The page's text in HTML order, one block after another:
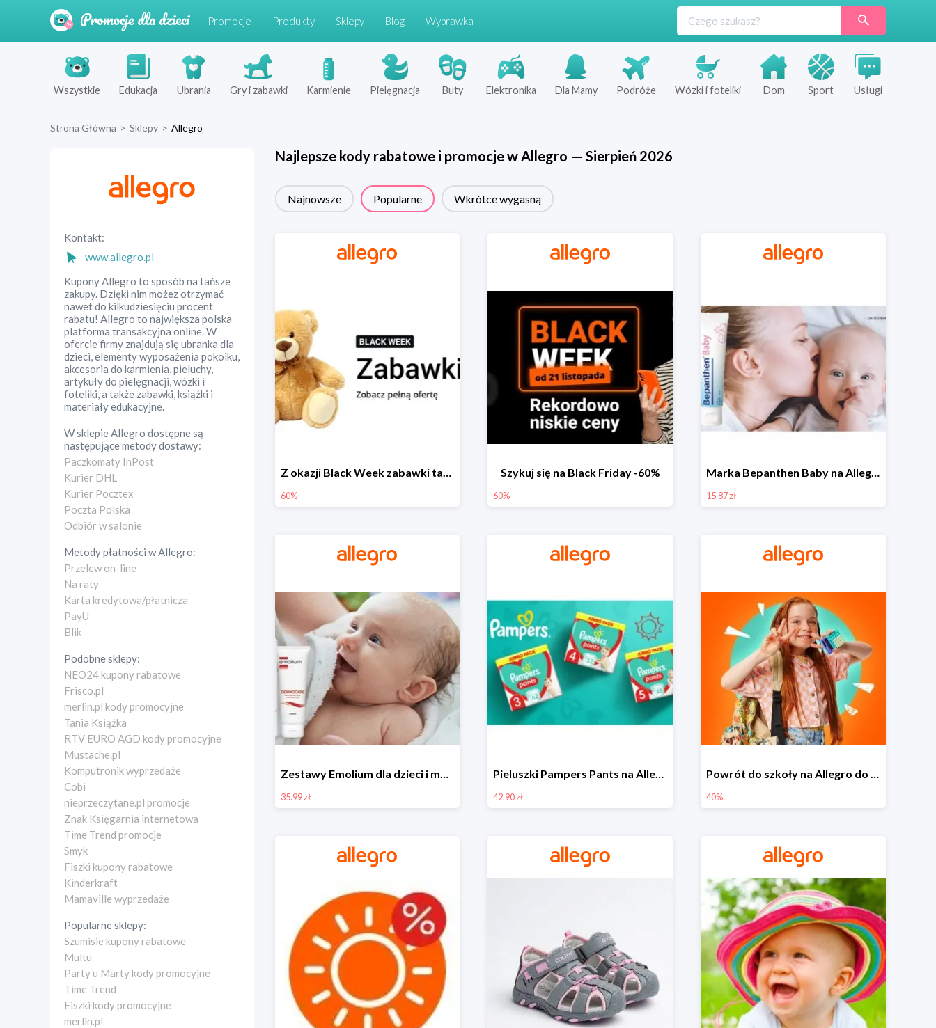
Promocje Produkty Sklepy Blog Wyprawka
Wszystkie Edukacja Ubrania Gry i zabawki Karmienie Pielęgnacja Buty Elektronika Dla Mamy Podróże Wózki i foteliki Dom Sport Usługi
Strona Główna > Sklepy > Allegro
Kontakt:
www.allegro.pl
Kupony Allegro to sposób na tańsze
zakupy. Dzięki nim możez otrzymać
nawet do kilkudziesięciu procent
rabatu! Allegro to największa polska
platforma transakcyjna online. W
ofercie firmy znajdują się ubranka dla
dzieci, elementy wyposażenia pokoiku,
akcesoria do karmienia, pieluchy,
artykuły do pielęgnacji, wózki i
foteliki, a także zabawki, książki i
materiały edukacyjne.
W sklepieAllegro dostępne są
następujące metody dostawy:
Paczkomaty InPost
Kurier DHL
Kurier Pocztex
Poczta Polska
Odbiór w salonie
Metody płatności wAllegro:
Przelew on-line
Na raty
Karta kredytowa/płatnicza
PayU
Blik
Podobne sklepy:
NEO24 kupony rabatowe
Frisco.pl
merlin.pl kody promocyjne
Tania Książka
RTV EURO AGD kody promocyjne
Mustache.pl
Komputronik wyprzedaże
Cobi
nieprzeczytane.pl promocje
Znak Księgarnia internetowa
Time Trend promocje
Smyk
Fiszki kupony rabatowe
Kinderkraft
Mamaville wyprzedaże
Popularne sklepy:
Szumisie kupony rabatowe
Multu
Party u Marty kody promocyjne
Time Trend
Fiszki kody promocyjne
merlin.pl
Najlepsze kody rabatowe i promocje wAllegro — Sierpień 2026
Najnowsze Popularne Wkrótce wygasną
Z okazji Black Week zabawki taniej na allegro.pl
60%
Szykuj się na Black Friday -60%
60%
Marka Bepanthen Baby na Allegro od 15,87 zł!
15.87 zł
Zestawy Emolium dla dzieci i mam na Allegro od 35,99 zł
35.99 zł
Pieluszki Pampers Pants na Allegro od 42,90 zł
42.90 zł
Powrót do szkoły na Allegro do -40%
40%